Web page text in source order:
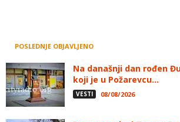
POSLEDNJE OBJAVLJENO
Na današnji dan rođen
koji je u Požarevcu...
VESTI 08/08/2026